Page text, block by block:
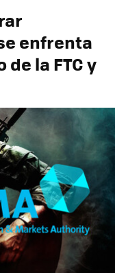
enfrenta
la FTC y